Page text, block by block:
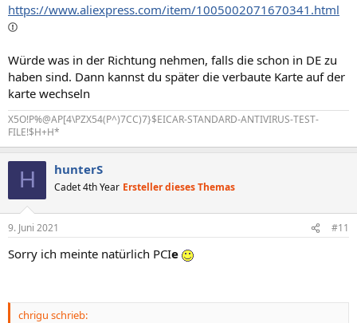
https://www.aliexpress.com/item/1005002071670341.html
Würde was in der Richtung nehmen, falls die schon in DE zu
haben sind. Dann kannst du später die verbaute Karte auf der
karte wechseln
X5O!P%@AP[4\PZX54(P^)7CC)7}$EICAR-STANDARD-ANTIVIRUS-TEST-
FILE!$H+H*
H hunterS
Cadet 4th Year Ersteller dieses Themas
9. Juni 2021 #11
Sorry ich meinte natürlich PCIe
chrigu schrieb: